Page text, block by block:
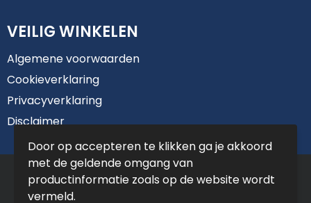
VEILIG WINKELEN
Algemene voorwaarden
Cookieverklaring
Privacyverklaring
Disclaimer
© Copyright De Jong Reclame 2025
Door op accepteren te klikken ga je akkoord
met de geldende omgang van
productinformatie zoals op de website wordt
vermeld.